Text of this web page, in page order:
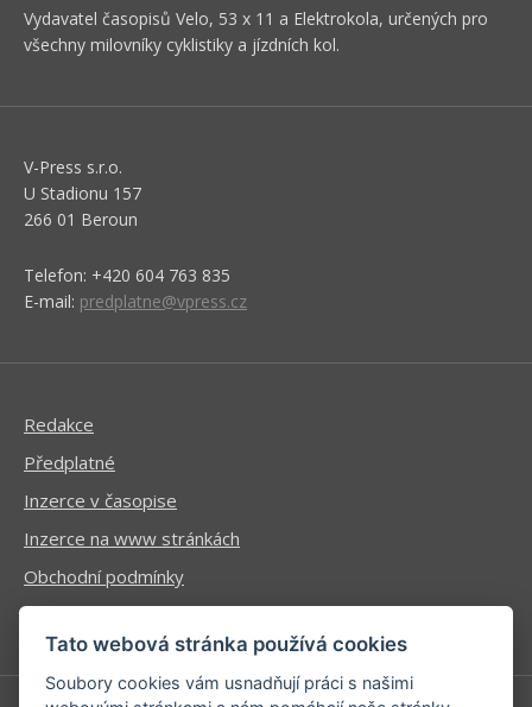
Vydavatel časopisů Velo, 53 x 11 a Elektrokola, určených pro
všechny milovníky cyklistiky a jízdních kol.
V-Press s.r.o.
U Stadionu 157
266 01 Beroun
Telefon: +420 604 763 835
E-mail: predplatne@vpress.cz
Redakce
Předplatné
Inzerce v časopise
Inzerce na www stránkách
Obchodní podmínky
Ochrana osobních údajů
Tato webová stránka používá cookies
Soubory cookies vám usnadňují práci s našimi